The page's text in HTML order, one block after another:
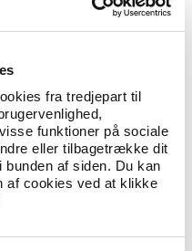
fra tredjepart til
funktioner på sociale
eller tilbagetrække dit
bunden af siden. Du kan
af cookies ved at klikke
ikke-vestlig baggrund i
samt hele landet.
0-5-årige indvandrere
baggrund samt hele landet,